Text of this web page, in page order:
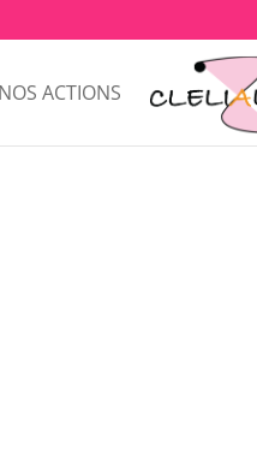
NOS ACTIONS